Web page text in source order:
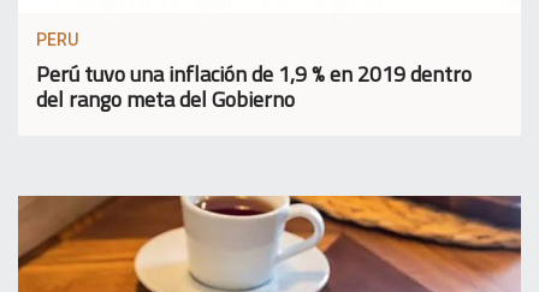
PERU
Perú tuvo una inflación de 1,9 % en 2019 dentro
del rango meta del Gobierno